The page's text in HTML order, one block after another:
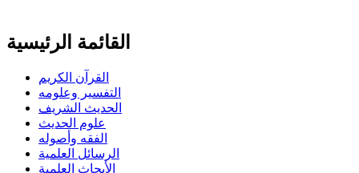
القائمة الرئيسية
القرآن الكريم
التفسير وعلومه
الحديث الشريف
علوم الحديث
الفقه وأصوله
الرسائل العلمية
الأبحاث العلمية